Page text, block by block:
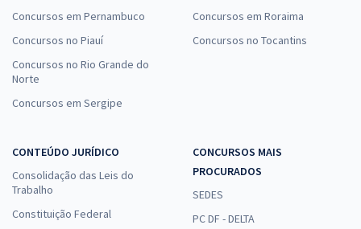
Concursos em Pernambuco
Concursos no Piauí
Concursos no Rio Grande do
Norte
Concursos em Sergipe
Concursos em Roraima
Concursos no Tocantins
CONTEÚDO JURÍDICO
Consolidação das Leis do
Trabalho
Constituição Federal
CONCURSOS MAIS
PROCURADOS
SEDES
PC DF - DELTA